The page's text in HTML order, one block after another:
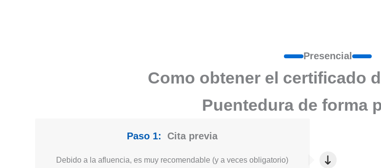
Presencial
Como obtener el certificado
Puentedura de forma
Paso 1: Cita previa
Debido a la afluencia, es muy recomendable (y a veces obligatorio)